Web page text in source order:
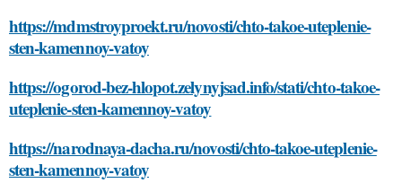
https://mdmstroyproekt.ru/novosti/chto-takoe-uteplenie-
sten-kamennoy-vatoy
https://ogorod-bez-hlopot.zelynyjsad.info/stati/chto-takoe-
uteplenie-sten-kamennoy-vatoy
https://narodnaya-dacha.ru/novosti/chto-takoe-uteplenie-
sten-kamennoy-vatoy